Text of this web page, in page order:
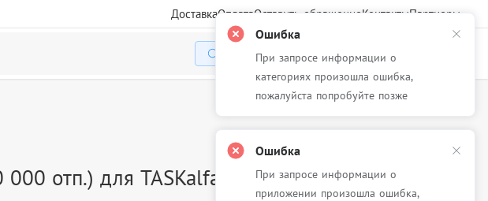
ДоставкаОплатаОставить обращениеКонтактыПартнеры
Избранное Корзина
отп.) для TASKalfa
Ошибка
При запросе информации о
категориях произошла ошибка,
пожалуйста попробуйте позже
Ошибка
При запросе информации о
приложении произошла ошибка,